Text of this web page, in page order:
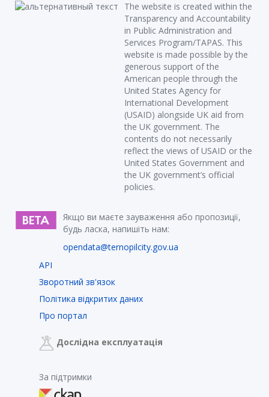
The website is created within the
Transparency and Accountability
in Public Administration and
Services Program/TAPAS. This
website is made possible by the
generous support of the
American people through the
United States Agency for
International Development
(USAID) alongside UK aid from
the UK government. The
contents do not necessarily
reflect the views of USAID or the
United States Government and
the UK government’s official
policies.
Якщо ви маєте зауваження або пропозиції,
будь ласка, напишіть нам:
opendata@ternopilcity.gov.ua
API
Зворотний зв'язок
Політика відкритих даних
Про портал
Дослідна експлуатація
За підтримки